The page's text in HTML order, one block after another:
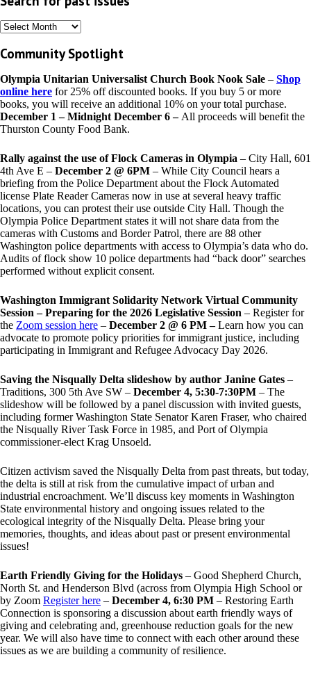
Search
past
Community Spotlight
Olympia Unitarian Universalist Church Book Nook Sale – Shop
online here for 25% off discounted books. If you buy 5 or more
books, you will receive an additional 10% on your total purchase.
December 1 – Midnight December 6 – All proceeds will benefit the
Thurston County Food Bank.
Rally against the use of Flock Cameras in Olympia – City Hall, 601
4th Ave E – December 2 @ 6PM – While City Council hears a
briefing from the Police Department about the Flock Automated
license Plate Reader Cameras now in use at several heavy traffic
locations, you can protest their use outside City Hall. Though the
Olympia Police Department states it will not share data from the
cameras with Customs and Border Patrol, there are 88 other
Washington police departments with access to Olympia’s data who do.
Audits of flock show 10 police departments had “back door” searches
performed without explicit consent.
Washington Immigrant Solidarity Network Virtual Community
Session – Preparing for the 2026 Legislative Session – Register for
the Zoom session here – December 2 @ 6 PM –Learn how you can
advocate to promote policy priorities for immigrant justice, including
participating in Immigrant and Refugee Advocacy Day 2026.
Saving the Nisqually Delta slideshow by author Janine Gates –
Traditions, 300 5th Ave SW – December 4, 5:30-7:30PM – The
slideshow will be followed by a panel discussion with invited guests,
including former Washington State Senator Karen Fraser, who chaired
the Nisqually River Task Force in 1985, and Port of Olympia
commissioner-elect Krag Unsoeld.
Citizen activism saved the Nisqually Delta from past threats, but today,
the delta is still at risk from the cumulative impact of urban and
industrial encroachment. We’ll discuss key moments in Washington
State environmental history and ongoing issues related to the
ecological integrity of the Nisqually Delta. Please bring your
memories, thoughts, and ideas about past or present environmental
issues!
Earth Friendly Giving for the Holidays – Good Shepherd Church,
North St. and Henderson Blvd (across from Olympia High School or
by Zoom Register here – December 4, 6:30 PM – Restoring Earth
Connection is sponsoring a discussion about earth friendly ways of
giving and celebrating and, greenhouse reduction goals for the new
year. We will also have time to connect with each other around these
issues as we are building a community of resilience.